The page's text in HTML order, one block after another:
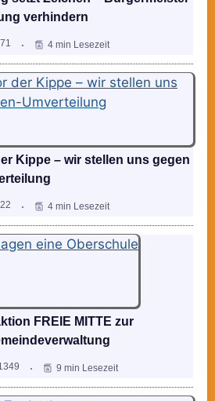
verhindern
4 min Lesezeit
Kippe – wir stellen uns gegen
4 min Lesezeit
FREIE MITTE zur
9 min Lesezeit